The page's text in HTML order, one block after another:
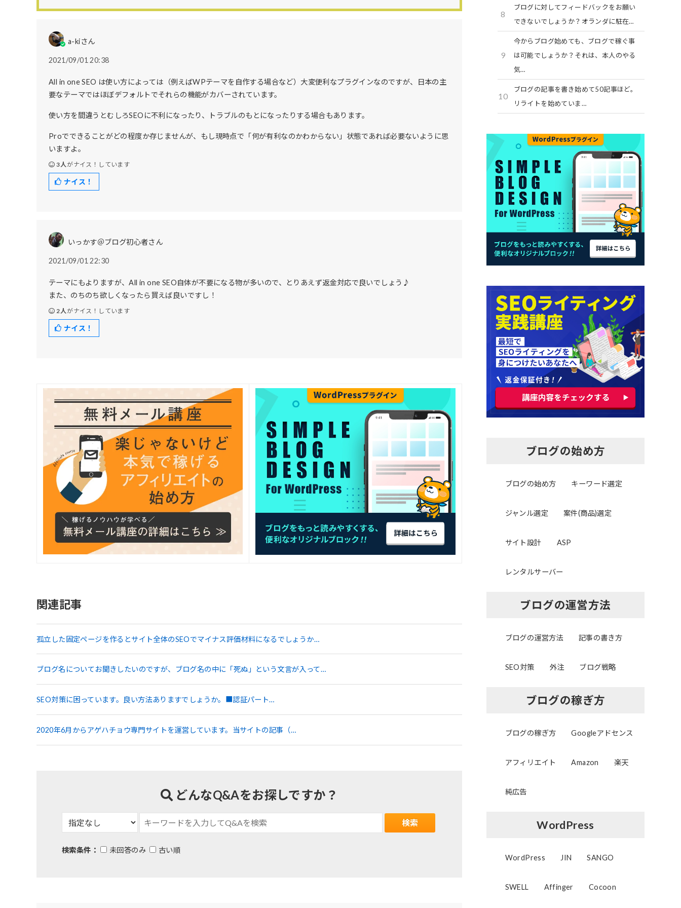
a-kiさん
2021/09/01 20:38
All in one SEO は使い方によっては（例えばWPテーマを自作する場合など）大変便利なプラグインなのですが、日本の主
要なテーマではほぼデフォルトでそれらの機能がカバーされています。
使い方を間違うとむしろSEOに不利になったり、トラブルのもとになったりする場合もあります。
Proでできることがどの程度か存じませんが、もし現時点で「何が有利なのかわからない」状態であれば必要ないように思
いますよ。
3人がナイス！しています
ナイス！
いっかす＠ブログ初心者さん
2021/09/01 22:30
テーマにもよりますが、All in one SEO自体が不要になる物が多いので、とりあえず返金対応で良いでしょう♪
また、のちのち欲しくなったら買えば良いですし！
2人がナイス！しています
ナイス！
関連記事
孤立した固定ページを作るとサイト全体のSEOでマイナス評価材料になるでしょうか…
ブログ名についてお聞きしたいのですが、ブログ名の中に「死ぬ」という文言が入って…
SEO対策に困っています。良い方法ありますでしょうか。■認証パート…
2020年6月からアゲハチョウ専門サイトを運営しています。当サイトの記事（…
どんなQ&Aをお探しですか？
検索条件： 未回答のみ 古い順
8
ブログに対してフィードバックをお願い
できないでしょうか？オランダに駐在…
9
今からブログ始めても、ブログで稼ぐ事
は可能でしょうか？それは、本人のやる
気…
10
ブログの記事を書き始めて50記事ほど。
リライトを始めていま…
ブログの始め方
ブログの始め方 キーワード選定
ジャンル選定 案件(商品)選定
サイト設計 ASP
レンタルサーバー
ブログの運営方法
ブログの運営方法 記事の書き方
SEO対策 外注 ブログ戦略
ブログの稼ぎ方
ブログの稼ぎ方 Googleアドセンス
アフィリエイト Amazon 楽天
純広告
WordPress
WordPress JIN SANGO
SWELL Affinger Cocoon